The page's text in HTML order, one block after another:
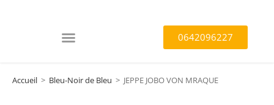
0642096227
Accueil > Bleu-Noir de Bleu > JEPPE JOBO VON MRAQUE